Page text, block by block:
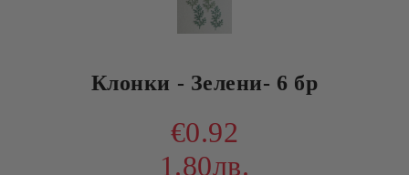
Клонки - Зелени- 6 бр
€0.92
1.80лв.